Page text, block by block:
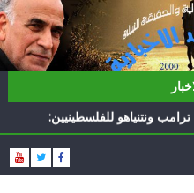
لوقف التطبيع
ونتنياهو للفلسطينيين:
تحت العقوبات: جاهزون